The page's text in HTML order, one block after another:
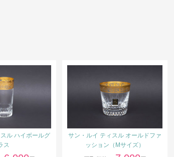
ル ハイボールグ
ス
サン・ルイ ティスル オールドファ
ッション（Mサイズ）